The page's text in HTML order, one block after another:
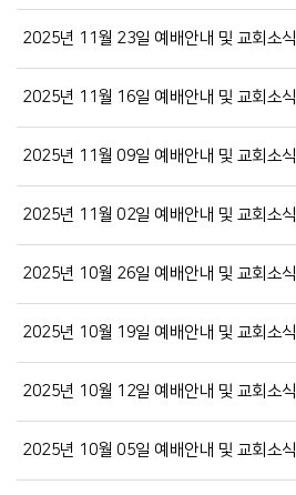
2025년 11월 23일 예배안내 및 교회소식
2025년 11월 16일 예배안내 및 교회소식
2025년 11월 09일 예배안내 및 교회소식
2025년 11월 02일 예배안내 및 교회소식
2025년 10월 26일 예배안내 및 교회소식
2025년 10월 19일 예배안내 및 교회소식
2025년 10월 12일 예배안내 및 교회소식
2025년 10월 05일 예배안내 및 교회소식